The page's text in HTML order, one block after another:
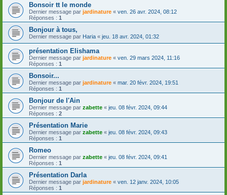
Bonsoir tt le monde
Dernier message par jardinature « ven. 26 avr. 2024, 08:12
Réponses : 1
Bonjour à tous,
Dernier message par Haria « jeu. 18 avr. 2024, 01:32
présentation Elishama
Dernier message par jardinature « ven. 29 mars 2024, 11:16
Réponses : 1
Bonsoir...
Dernier message par jardinature « mar. 20 févr. 2024, 19:51
Réponses : 1
Bonjour de l'Ain
Dernier message par zabette « jeu. 08 févr. 2024, 09:44
Réponses : 2
Présentation Marie
Dernier message par zabette « jeu. 08 févr. 2024, 09:43
Réponses : 1
Romeo
Dernier message par zabette « jeu. 08 févr. 2024, 09:41
Réponses : 1
Présentation Darla
Dernier message par jardinature « ven. 12 janv. 2024, 10:05
Réponses : 1